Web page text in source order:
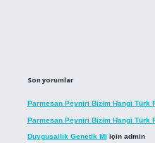
Son yorumlar
Parmesan Peyniri Bizim Hangi Türk
Parmesan Peyniri Bizim Hangi Türk
Duygusallık Genetik Mi için admin